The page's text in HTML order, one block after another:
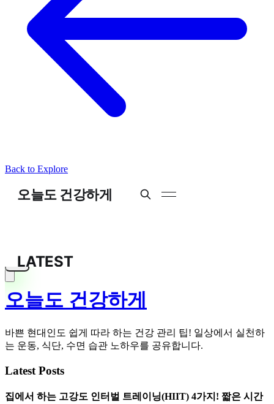
Back to Explore
오늘도 건강하게
바쁜 현대인도 쉽게 따라 하는 건강 관리 팁! 일상에서 실천하
는 운동, 식단, 수면 습관 노하우를 공유합니다.
Latest Posts
집에서 하는 고강도 인터벌 트레이닝(HIIT) 4가지! 짧은 시간